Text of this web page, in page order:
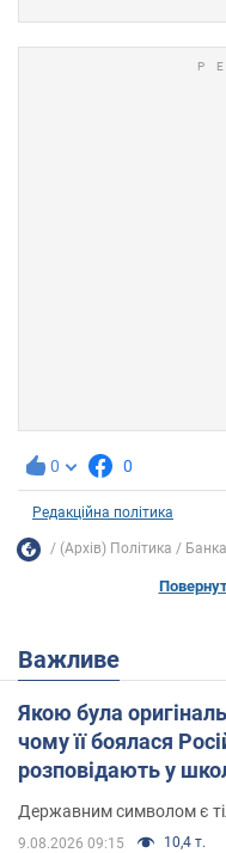
0 0
Редакційна політика
(Архів) Політика
Важливе
Якою була
чому її боялася
розповідають у
Державним символом є
9.08.2026 09:15 10,4 т.